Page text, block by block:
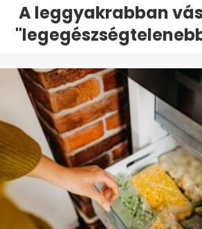
A leggyakrabban